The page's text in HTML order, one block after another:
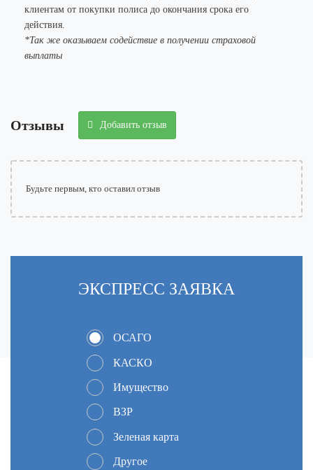
клиентам от покупки полиса до окончания срока его
действия.
*Так же оказываем содействие в получении страховой
выплаты
Отзывы Добавить отзыв
Будьте первым, кто оставил отзыв
ЭКСПРЕСC ЗАЯВКА
ОСАГО
КАСКО
Имущество
ВЗР
Зеленая карта
Другое